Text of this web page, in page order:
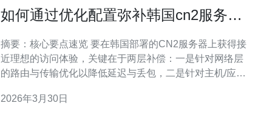
如何通过优化配置弥补韩国cn2服务器
摘要：核心要点速览 要在韩国部署的CN2服务器上获得接
近理想的访问体验，关键在于两层补偿：一是针对网络层
的路由与传输优化以降低延迟与丢包，二是针对主机/应用
择节点与带宽、启用内核级拥塞控制（如BBR）、调整
2026年3月30日